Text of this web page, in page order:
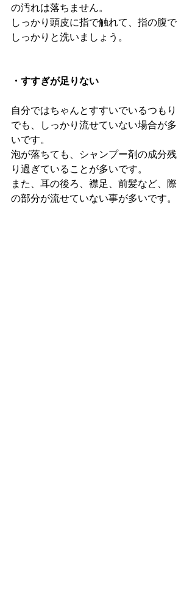
の汚れは落ちません。
しっかり頭皮に指で触れて、指の腹で
しっかりと洗いましょう。
・すすぎが足りない
自分ではちゃんとすすいでいるつもり
でも、しっかり流せていない場合が多
いです。
泡が落ちても、シャンプー剤の成分残
り過ぎていることが多いです。
また、耳の後ろ、襟足、前髪など、際
の部分が流せていない事が多いです。